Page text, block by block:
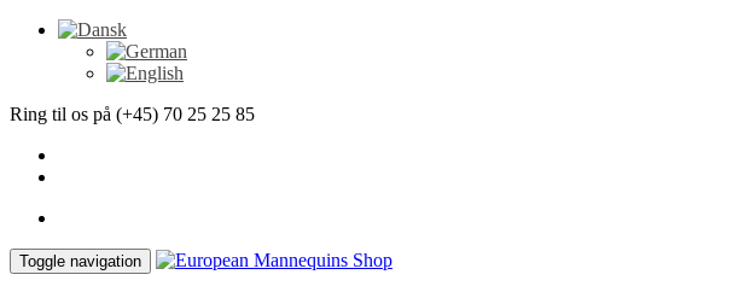
Ring til os på (+45) 70 25 25 85
Toggle navigation